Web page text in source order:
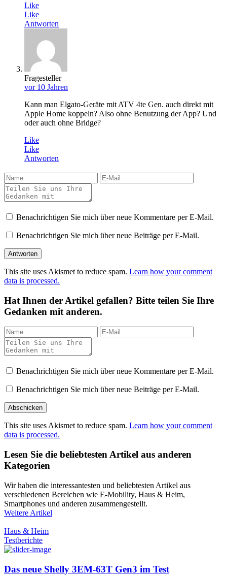
Like
Like
Antworten
Fragesteller
vor 10 Jahren
Kann man Elgato-Geräte mit ATV 4te Gen. auch direkt mit
Apple Home koppeln? Also ohne Benutzung der App? Und
oder auch ohne Bridge?
Like
Like
Antworten
Benachrichtigen Sie mich über neue Kommentare per E-Mail.
Benachrichtigen Sie mich über neue Beiträge per E-Mail.
This site uses Akismet to reduce spam. Learn how your comment
data is processed.
Hat Ihnen der Artikel gefallen? Bitte teilen Sie Ihre
Gedanken mit anderen.
Benachrichtigen Sie mich über neue Kommentare per E-Mail.
Benachrichtigen Sie mich über neue Beiträge per E-Mail.
This site uses Akismet to reduce spam. Learn how your comment
data is processed.
Lesen Sie die beliebtesten Artikel aus anderen
Kategorien
Wir haben die interessantesten und beliebtesten Artikel aus
verschiedenen Bereichen wie E-Mobility, Haus & Heim,
Smartphones und anderen zusammengestellt.
Weitere Artikel
Haus & Heim
Testberichte
Das neue Shelly 3EM-63T Gen3 im Test